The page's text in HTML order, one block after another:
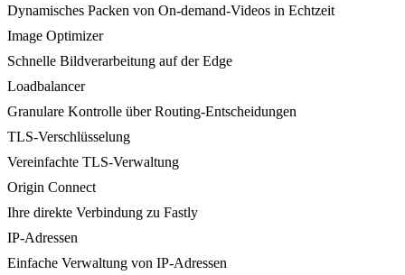
Dynamisches Packen von On-demand-Videos in Echtzeit
Image Optimizer
Schnelle Bildverarbeitung auf der Edge
Loadbalancer
Granulare Kontrolle über Routing-Entscheidungen
TLS-Verschlüsselung
Vereinfachte TLS-Verwaltung
Origin Connect
Ihre direkte Verbindung zu Fastly
IP-Adressen
Einfache Verwaltung von IP-Adressen